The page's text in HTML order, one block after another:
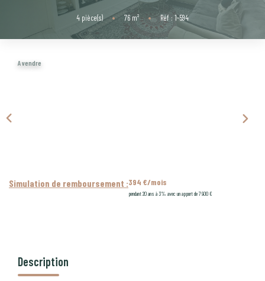
SYNDIC
4 pièce(s) • 76 m² • Réf : 1-594
A vendre
Simulation de remboursement :394 €/mois
pendant 20 ans à 3% avec un apport de 7 900 €
Description